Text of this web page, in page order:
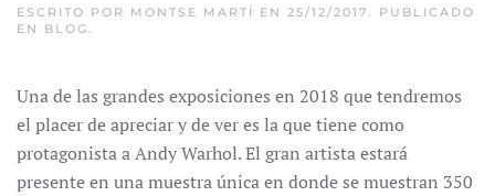
ESCRITO POR MONTSE MARTÍ EN 25/12/2017. PUBLICADO
EN BLOG.
Una de las grandes exposiciones en 2018 que tendremos
el placer de apreciar y de ver es la que tiene como
protagonista a Andy Warhol. El gran artista estará
presente en una muestra única en donde se muestran 350